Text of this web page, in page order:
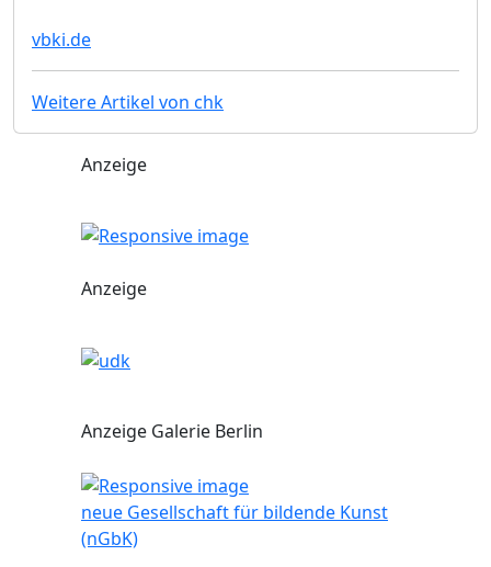
vbki.de
Weitere Artikel von chk
Anzeige
Anzeige
Anzeige Galerie Berlin
neue Gesellschaft für bildende Kunst
(nGbK)